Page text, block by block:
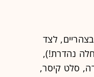
לצד
נהדרת!),
סלט קיסר,